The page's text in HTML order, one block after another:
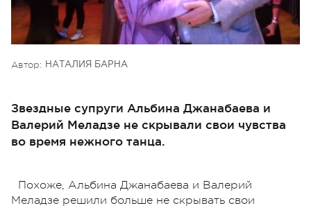
Автор: НАТАЛИЯ БАРНА
Звездные супруги Альбина Джанабаева и
Валерий Меладзе не скрывали свои чувства
во время нежного танца.
Похоже, Альбина Джанабаева и Валерий
Меладзе решили больше не скрывать свои